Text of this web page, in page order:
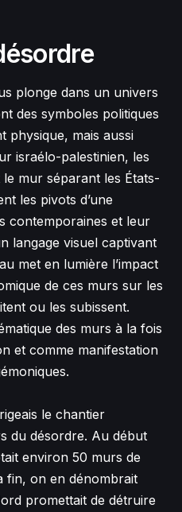
plonge dans un univers
des symboles politiques
physique, mais aussi
israélo-palestinien, les
mur séparant les États-
les pivots d’une
contemporaines et leur
langage visuel captivant
met en lumière l’impact
de ces murs sur les
ou les subissent.
des murs à la fois
et comme manifestation
le chantier
du désordre. Au début
environ 50 murs de
fin, on en dénombrait
promettait de détruire